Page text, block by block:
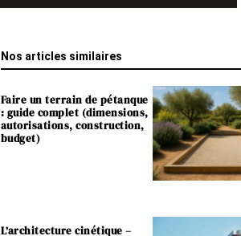
Nos articles similaires
Faire un terrain de pétanque
: guide complet (dimensions,
autorisations, construction,
budget)
L’architecture cinétique –